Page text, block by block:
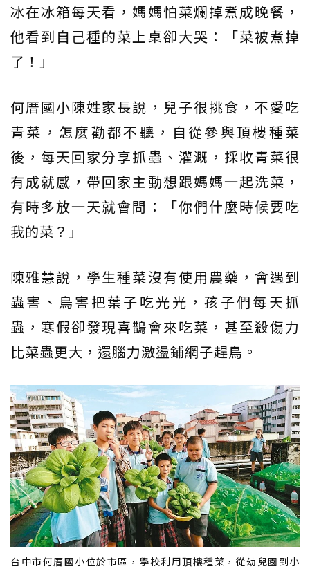
冰在冰箱每天看，媽媽怕菜爛掉煮成晚餐，
他看到自己種的菜上桌卻大哭：「菜被煮掉
了！」
何厝國小陳姓家長說，兒子很挑食，不愛吃
青菜，怎麼勸都不聽，自從參與頂樓種菜
後，每天回家分享抓蟲、灌溉，採收青菜很
有成就感，帶回家主動想跟媽媽一起洗菜，
有時多放一天就會問：「你們什麼時候要吃
我的菜？」
陳雅慧說，學生種菜沒有使用農藥，會遇到
蟲害、鳥害把葉子吃光光，孩子們每天抓
蟲，寒假卻發現喜鵲會來吃菜，甚至殺傷力
比菜蟲更大，還腦力激盪鋪網子趕鳥。
台中市何厝國小位於市區，學校利用頂樓種菜，從幼兒園到小